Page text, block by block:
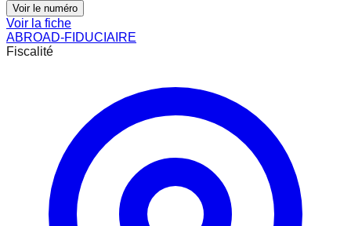
Voir le numéro
Voir la fiche
ABROAD-FIDUCIAIRE
Fiscalité